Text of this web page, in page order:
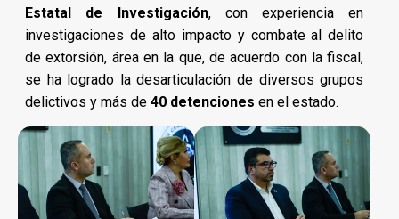
Estatal de Investigación, con experiencia en
investigaciones de alto impacto y combate al delito
de extorsión, área en la que, de acuerdo con la fiscal,
se ha logrado la desarticulación de diversos grupos
delictivos y más de 40 detenciones en el estado.